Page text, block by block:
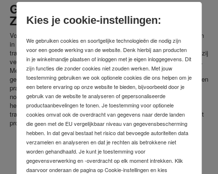
Goed verpakt en vervoerd met
Zarges
Voor het transport en de opslag van gereedschap biedt Zarges kisten
in verschillende uitvoeringen voor professionele behoeften. De
transportboxen zijn niet alleen goed doordacht en stabiel, maar dankzij
verschillende accessoires voldoen ze ook aan individuele behoeften.
Met zijn kisten voor kleine onderdelen, scheidingswanden en
gereedschapstassen heeft Zargas voor elke vakman een duurzame en
praktische oplossing voor het inpakken van het dagelijkse
noodzakelijke arbeidsmiddelen. Door het gebruik van aluminium
hebben de kisten een laag basisgewicht en zijn daardoor voor het
transporteren van bijvoorbeeld machines en gereedschap een perfect
product dat zeer stabiel is.
Kies je cookie-instellingen:
We gebruiken cookies en soortgelijke technologieën die nodig zijn
voor een goede werking van de website. Denk hierbij aan producten
in je winkelmandje plaatsen of inloggen met je eigen inloggegevens. Dit
zijn functies die zonder cookies niet zouden werken. Met jouw
toestemming gebruiken we ook optionele cookies die ons helpen om je
een betere ervaring op onze website te bieden, bijvoorbeeld door je
gebruik van de website te analyseren of gepersonaliseerde
productaanbevelingen te tonen. Je toestemming voor optionele
cookies omvat ook de overdracht van gegevens naar derde landen
die geen met de EU vergelijkbaar niveau van gegevensbescherming
hebben. In dat geval bestaat het risico dat bevoegde autoriteiten data
verzamelen en analyseren en dat je rechten als betrokkene niet
worden gehandhaafd. Je kunt je toestemming voor
gegevensverwerking en -overdracht op elk moment intrekken. Klik
daarvoor onderaan de pagina op Cookie-instellingen en kies